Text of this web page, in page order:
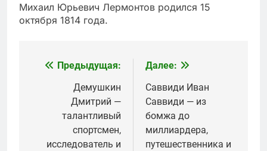
Михаил Юрьевич Лермонтов родился 15
октября 1814 года.
Навигация
записям
Предыдущая:
Демушкин
Дмитрий —
талантливый
спортсмен,
исследователь и
Далее:
Саввиди Иван
Саввиди — из
бомжа до
миллиардера,
путешественника и